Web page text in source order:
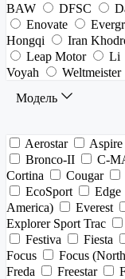
BAW
DFSC
Enovate
Hongqi
Iran
Leap Motor
Li
Voyah
Weltmeister
Модель
Aerostar Aspire
Bronco-II
C-
Cortina
Cougar
EcoSport
Edge
America)
Everest
Explorer Sport Trac
Festiva
Fiesta
Focus
Focus
Freda
Freestar